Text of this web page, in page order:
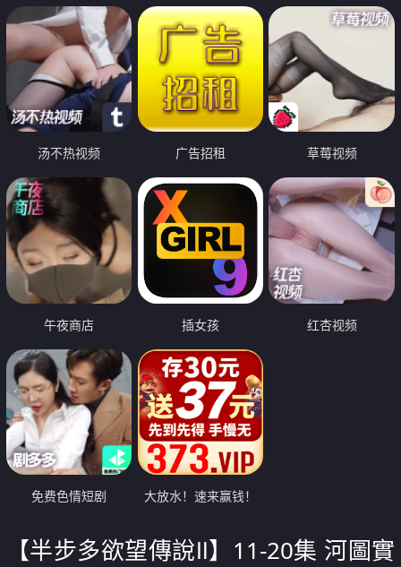
汤不热视频 广告招租 草莓视频
午夜商店 插女孩 红杏视频
免费色情短剧 大放水！速来赢钱！
【半步多欲望傳說Ⅱ】11-20集 河圖實